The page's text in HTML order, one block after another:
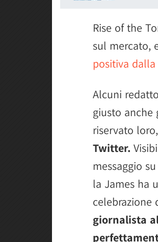
Rise of the
sul mercato,
positiva dalla
Alcuni
giusto anche
riservato loro,
Twitter.
messaggio
la James ha
celebrazione
giornalista